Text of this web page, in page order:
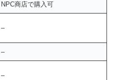
NPC商店で購入可
–
–
–